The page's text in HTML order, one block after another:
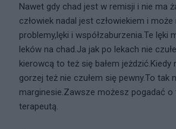
Nawet gdy chad jest w remisji i nie ma
człowiek nadal jest człowiekiem i
problemy,lęki i współzaburzenia.Te lęki
leków na chad.Ja jak po lekach nie
kierowcą to też się bałem jeżdzić.Kiedy
gorzej też nie czułem się pewny.To tak
marginesie.Zawsze możesz pogadać o
terapeutą.